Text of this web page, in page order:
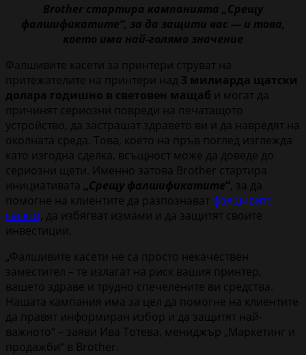
Brother стартира кампанията „Срещу
фалшификатите“, за да защити вас — и това,
което има най-голямо значение
Фалшивите касети за принтери струват на
притежателите на принтери над 3 милиарда щатски
долара годишно в световен мащаб и могат да
причинят сериозни повреди на печатащото
устройство, да застрашат здравето ви и да навредят на
околната среда. Това, което на пръв поглед изглежда
като изгодна сделка, всъщност може да доведе до
сериозни щети. Именно затова Brother стартира
инициативата „Срещу фалшификатите“, за да
помогне на клиентите да разпознават фалшивите
касети, да избягват измами и да защитят своите
инвестиции.
„Фалшивите касети не са просто некачествен
заместител – те излагат на риск вашия принтер,
вашето здраве и трудно спечелените ви средства.
Нашата кампания има за цел да помогне на клиентите
да правят информиран избор и да защитят най-
важното“ – заяви Ива Тотева, мениджър „Маркетинг и
продажби“ в Brother.